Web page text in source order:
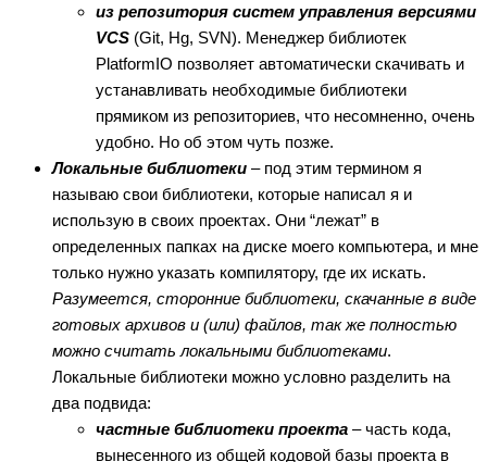
из репозитория систем управления версиями
VCS (Git, Hg, SVN). Менеджер библиотек
PlatformIO позволяет автоматически скачивать и
устанавливать необходимые библиотеки
прямиком из репозиториев, что несомненно, очень
удобно. Но об этом чуть позже.
Локальные библиотеки – под этим термином я
называю свои библиотеки, которые написал я и
использую в своих проектах. Они “лежат” в
определенных папках на диске моего компьютера, и мне
только нужно указать компилятору, где их искать.
Разумеется, сторонние библиотеки, скачанные в виде
готовых архивов и (или) файлов, так же полностью
можно считать локальными библиотеками.
Локальные библиотеки можно условно разделить на
два подвида:
частные библиотеки проекта – часть кода,
вынесенного из общей кодовой базы проекта в